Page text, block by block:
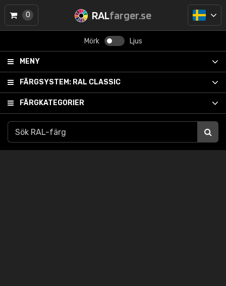
RALfarger.se
Mörk Ljus
MENY
FÄRGSYSTEM: RAL CLASSIC
FÄRGKATEGORIER
0